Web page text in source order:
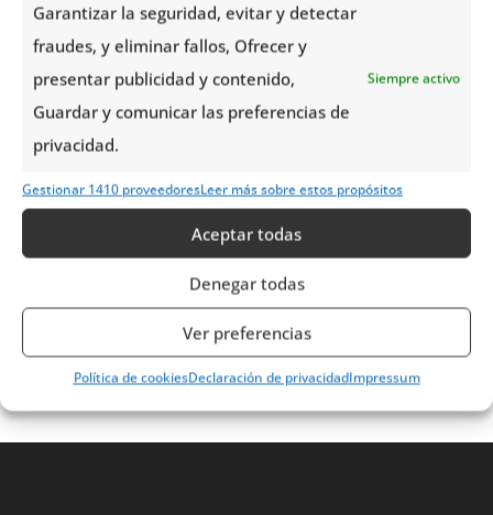
Garantizar la seguridad, evitar y detectar
fraudes, y eliminar fallos, Ofrecer y
presentar publicidad y contenido,
Guardar y comunicar las preferencias de
privacidad.
Siempre activo
Gestionar 1410 proveedoresLeer más sobre estos propósitos
Aceptar todas
Denegar todas
Ver preferencias
Política de cookiesDeclaración de privacidadImpressum